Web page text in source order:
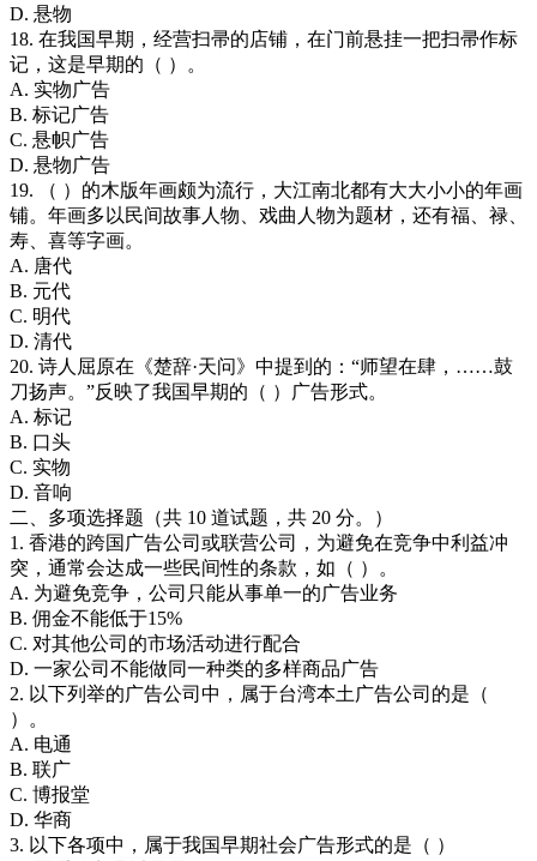
D. 悬物
18. 在我国早期，经营扫帚的店铺，在门前悬挂一把扫帚作标
记，这是早期的（ ）。
A. 实物广告
B. 标记广告
C. 悬帜广告
D. 悬物广告
19. （ ）的木版年画颇为流行，大江南北都有大大小小的年画
铺。年画多以民间故事人物、戏曲人物为题材，还有福、禄、
寿、喜等字画。
A. 唐代
B. 元代
C. 明代
D. 清代
20. 诗人屈原在《楚辞·天问》中提到的：“师望在肆，……鼓
刀扬声。”反映了我国早期的（ ）广告形式。
A. 标记
B. 口头
C. 实物
D. 音响
二、多项选择题（共 10 道试题，共 20 分。）
1. 香港的跨国广告公司或联营公司，为避免在竞争中利益冲
突，通常会达成一些民间性的条款，如（ ）。
A. 为避免竞争，公司只能从事单一的广告业务
B. 佣金不能低于15%
C. 对其他公司的市场活动进行配合
D. 一家公司不能做同一种类的多样商品广告
2. 以下列举的广告公司中，属于台湾本土广告公司的是（
）。
A. 电通
B. 联广
C. 博报堂
D. 华商
3. 以下各项中，属于我国早期社会广告形式的是（ ）